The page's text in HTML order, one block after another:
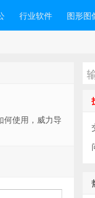
行业软件 图形图
何使用，威力导